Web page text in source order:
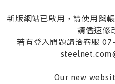
新版網站已啟用，請使用與
請儘速修
若有登入問題請洽客服
Our new